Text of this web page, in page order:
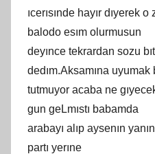
ıcerısınde hayır dıyerek
balodo esım olurmusun
deyınce tekrardan sozu
dedım.Aksamına uyumak
tutmuyor acaba ne
gun geLmıstı babamda
arabayı alıp aysenın
partı yerıne